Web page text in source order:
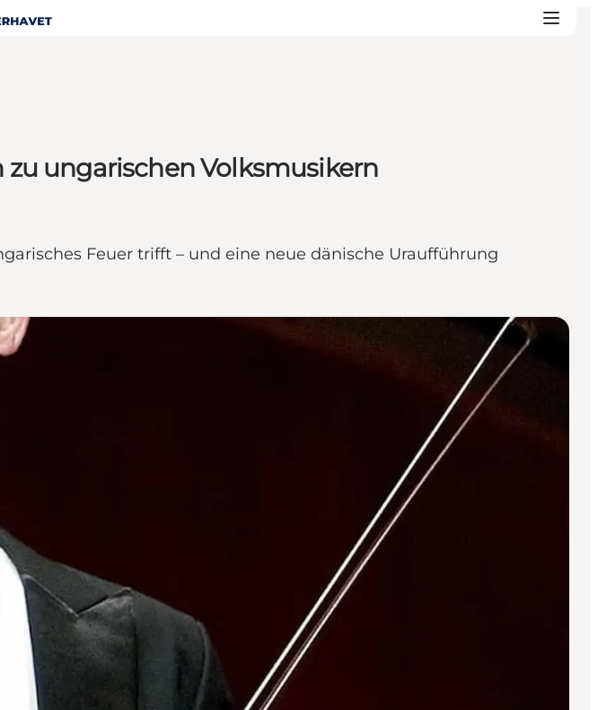
zu ungarischen Volksmusikern
Feuer trifft – und eine neue dänische Uraufführung